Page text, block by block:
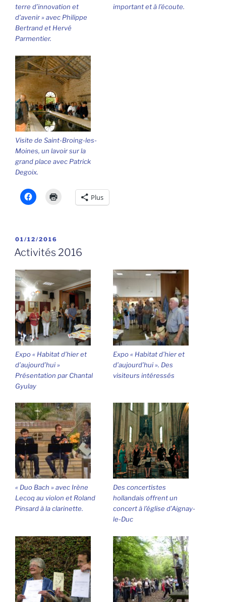
terre d’innovation et
d’avenir » avec Philippe
Bertrand et Hervé
Parmentier.
important et à l’écoute.
Visite de Saint-Broing-les-
Moines, un lavoir sur la
grand place avec Patrick
Degoix.
Plus
PUBLIÉ
LE
01/12/2016
Activités 2016
Expo « Habitat d’hier et
d’aujourd’hui »
Présentation par Chantal
Gyulay
Expo « Habitat d’hier et
d’aujourd’hui ». Des
visiteurs intéressés
« Duo Bach » avec Irène
Lecoq au violon et Roland
Pinsard à la clarinette.
Des concertistes
hollandais offrent un
concert à l’église d’Aignay-
le-Duc